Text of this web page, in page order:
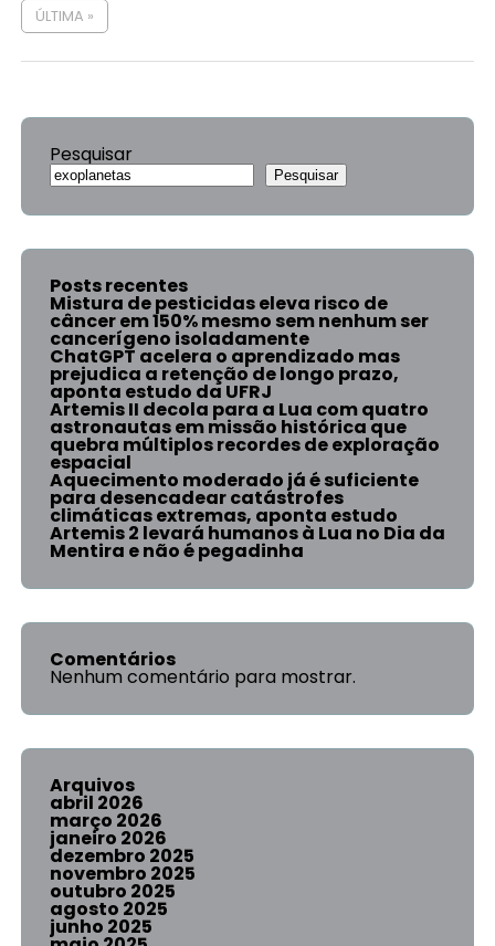
ÚLTIMA »
Pesquisar
Pesquisar
Posts recentes
Mistura de pesticidas eleva risco de
câncer em 150% mesmo sem nenhum ser
cancerígeno isoladamente
ChatGPT acelera o aprendizado mas
prejudica a retenção de longo prazo,
aponta estudo da UFRJ
Artemis II decola para a Lua com quatro
astronautas em missão histórica que
quebra múltiplos recordes de exploração
espacial
Aquecimento moderado já é suficiente
para desencadear catástrofes
climáticas extremas, aponta estudo
Artemis 2 levará humanos à Lua no Dia da
Mentira e não é pegadinha
Comentários
Nenhum comentário para mostrar.
Arquivos
abril 2026
março 2026
janeiro 2026
dezembro 2025
novembro 2025
outubro 2025
agosto 2025
junho 2025